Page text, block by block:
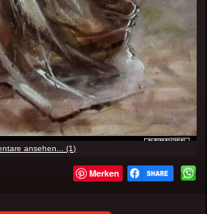
ansehen... (1)
Merken